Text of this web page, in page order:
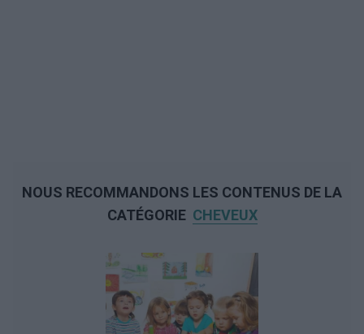
NOUS RECOMMANDONS LES CONTENUS DE LA
CATÉGORIE CHEVEUX